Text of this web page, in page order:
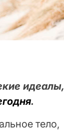
идеалы,
.
тело,